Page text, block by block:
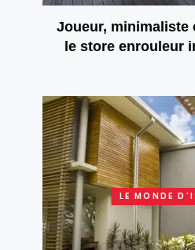
Joueur, minimaliste
le store enrouleur
LE MONDE